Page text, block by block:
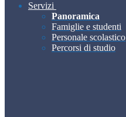
Servizi
Panoramica
Famiglie e studenti
Personale scolastico
Percorsi di studio